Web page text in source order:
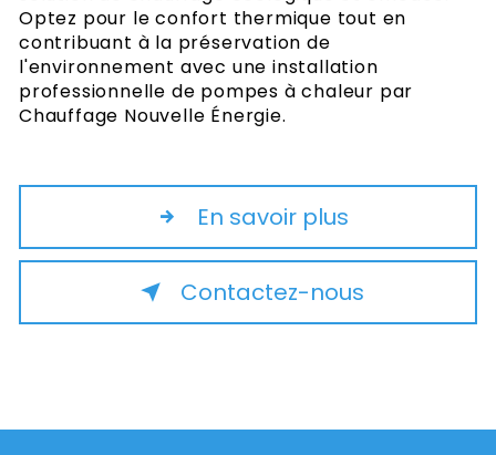
Optez pour le confort thermique tout en
contribuant à la préservation de
l'environnement avec une installation
professionnelle de pompes à chaleur par
Chauffage Nouvelle Énergie.
En savoir plus
Contactez-nous